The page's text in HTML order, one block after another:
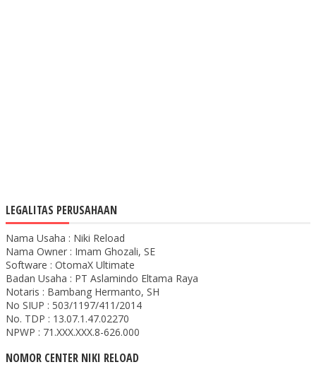
LEGALITAS PERUSAHAAN
Nama Usaha : Niki Reload
Nama Owner : Imam Ghozali, SE
Software : OtomaX Ultimate
Badan Usaha : PT Aslamindo Eltama Raya
Notaris : Bambang Hermanto, SH
No SIUP : 503/1197/411/2014
No. TDP : 13.07.1.47.02270
NPWP : 71.XXX.XXX.8-626.000
NOMOR CENTER NIKI RELOAD